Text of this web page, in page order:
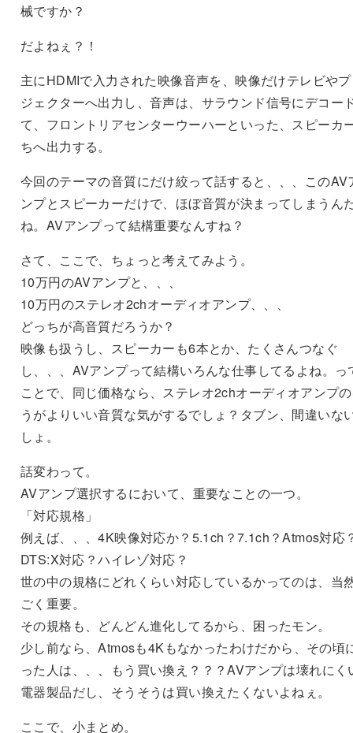
械ですか？
だよねぇ？！
主にHDMIで入力された映像音声を、映像だけテレビや
ジェクターへ出力し、音声は、サラウンド信号にデコー
て、フロントリアセンターウーハーといった、スピーカ
ちへ出力する。
今回のテーマの音質にだけ絞って話すると、、、このAV
ンプとスピーカーだけで、ほぼ音質が決まってしまうん
ね。AVアンプって結構重要なんすね？
さて、ここで、ちょっと考えてみよう。
10万円のAVアンプと、、、
10万円のステレオ2chオーディオアンプ、、、
どっちが高音質だろうか？
映像も扱うし、スピーカーも6本とか、たくさんつなぐ
し、、、AVアンプって結構いろんな仕事してるよね。っ
ことで、同じ価格なら、ステレオ2chオーディオアンプ
うがよりいい音質な気がするでしょ？タブン、間違いな
しょ。
話変わって。
AVアンプ選択するにおいて、重要なことの一つ。
「対応規格」
例えば、、、4K映像対応か？5.1ch？7.1ch？Atmos対応
DTS:X対応？ハイレゾ対応？
世の中の規格にどれくらい対応しているかってのは、当
ごく重要。
その規格も、どんどん進化してるから、困ったモン。
少し前なら、Atmosも4Kもなかったわけだから、その頃
った人は、、、もう買い換え？？？AVアンプは壊れにく
電器製品だし、そうそうは買い換えたくないよねぇ。
ここで、小まとめ。